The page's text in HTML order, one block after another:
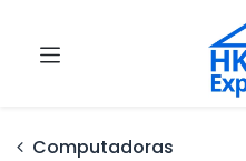
Computadoras